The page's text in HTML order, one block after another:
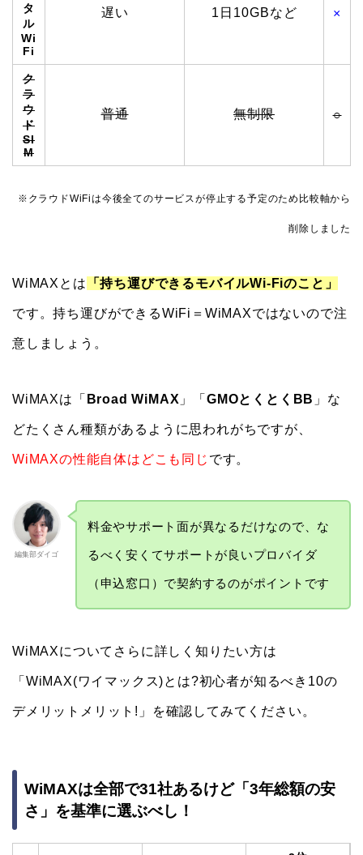
タ
ル
Wi
Fi
遅い 1日10GBなど ×
ク
ラ
ウ
ド
SI
M
普通 無制限 ○
※クラウドWiFiは今後全てのサービスが停止する予定のため比較軸から
削除しました
WiMAXとは 「持ち運びできるモバイルWi-Fiのこと」
です。持ち運びができるWiFi＝WiMAXではないので注
意しましょう。
WiMAXは「 Broad WiMAX 」「GMOとくとくBB 」な
どたくさん種類があるように思われがちですが、
WiMAXの性能自体はどこも同じ です。
編集部ダイゴ
料金やサポート面が異なるだけなので、な
るべく安くてサポートが良いプロバイダ
（申込窓口）で契約するのがポイントです
WiMAXについてさらに詳しく知りたい方は
「WiMAX(ワイマックス)とは?初心者が知るべき10の
デメリットメリット!」を確認してみてください。
WiMAXは全部で31社あるけど「3年総額の安
さ」を基準に選ぶべし！